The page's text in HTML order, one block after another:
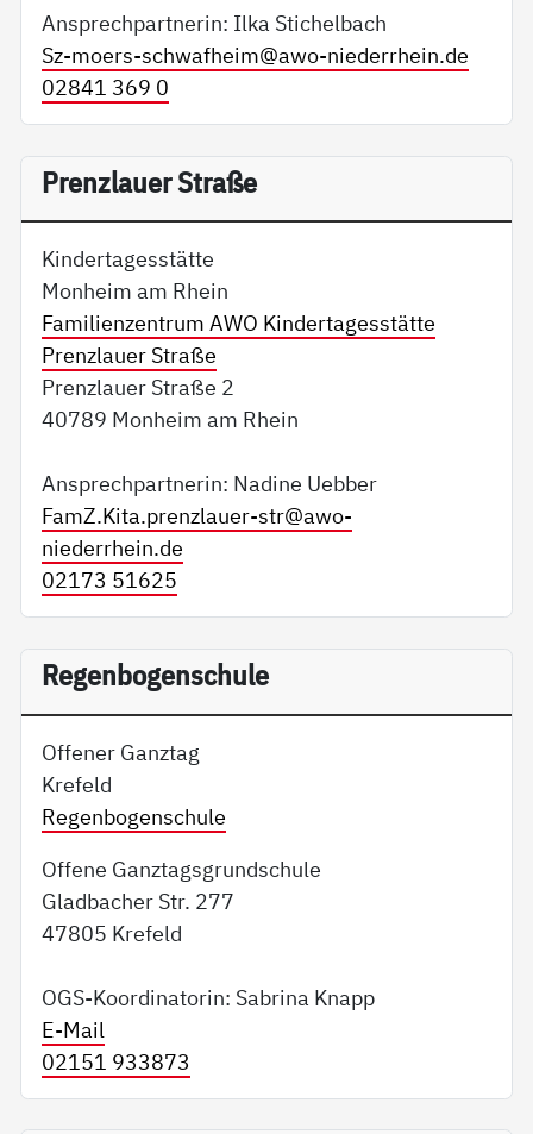
Ansprechpartnerin: Ilka Stichelbach
Sz-moers-schwafheim@awo-niederrhein.de
02841 369 0
Prenzlauer Straße
Kindertagesstätte
Monheim am Rhein
Familienzentrum AWO Kindertagesstätte
Prenzlauer Straße
Prenzlauer Straße 2
40789 Monheim am Rhein
Ansprechpartnerin: Nadine Uebber
FamZ.Kita.prenzlauer-str@awo-
niederrhein.de
02173 51625
Regenbogenschule
Offener Ganztag
Krefeld
Regenbogenschule
Offene Ganztagsgrundschule
Gladbacher Str. 277
47805 Krefeld
OGS-Koordinatorin: Sabrina Knapp
E-Mail
02151 933873